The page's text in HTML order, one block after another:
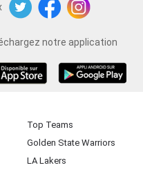
Instagram
notre application
Top Teams
Golden State Warriors
LA Lakers